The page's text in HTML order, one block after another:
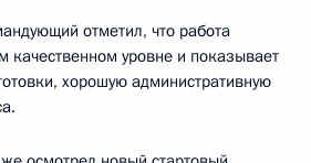
отметил, что работа
качественном уровне и показывает
хорошую административную